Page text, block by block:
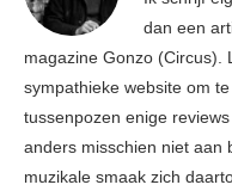
dan een
magazine Gonzo (Circus).
sympathieke website om
tussenpozen enige
anders misschien niet aan
muzikale smaak zich